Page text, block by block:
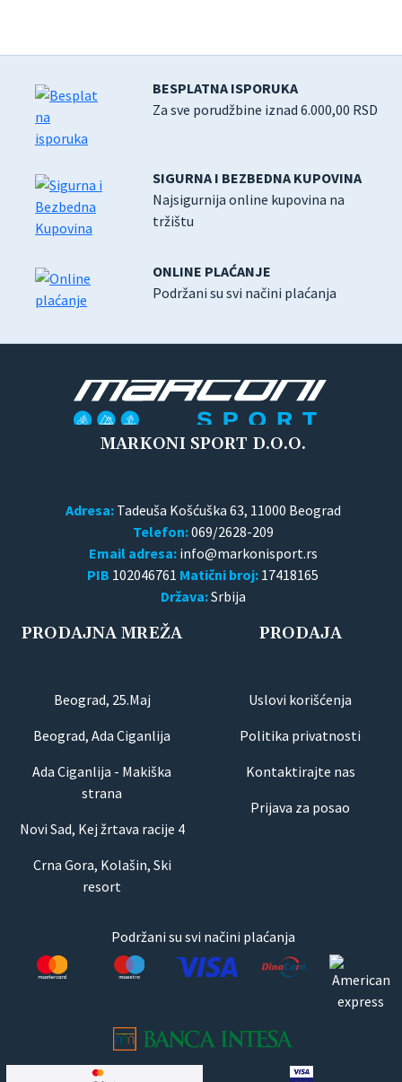
BESPLATNA ISPORUKA
Za sve porudžbine iznad 6.000,00 RSD
SIGURNA I BEZBEDNA KUPOVINA
Najsigurnija online kupovina na
tržištu
ONLINE PLAĆANJE
Podržani su svi načini plaćanja
MARKONI SPORT D.O.O.
Adresa:Tadeuša Košćuška 63, 11000 Beograd
Telefon:069/2628-209
Email adresa:
PIB 102046761 Matični broj: 17418165
Država:Srbija
PRODAJNA MREŽA
Beograd, 25.Maj
Beograd, Ada Ciganlija
Ada Ciganlija - Makiška
strana
Novi Sad, Kej žrtava racije 4
Crna Gora, Kolašin, Ski
resort
PRODAJA
Uslovi korišćenja
Politika privatnosti
Kontaktirajte nas
Prijava za posao
Podržani su svi načini plaćanja